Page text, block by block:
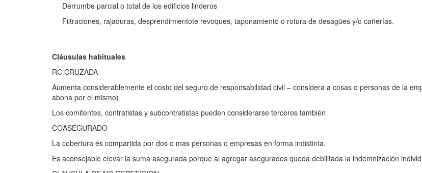
Derrumbe parcial o total de los edificios linderos
Filtraciones, rajaduras, desprendimientote revoques, taponamiento o rotura de desagües y/o cañerías.
Cláusulas habituales
RC CRUZADA
Aumenta considerablemente el costo del seguro de responsabilidad civil – considera a cosas o personas de la
abona por el mismo)
Los comitentes, contratistas y subcontratistas pueden considerarse terceros también
COASEGURADO
La cobertura es compartida por dos o mas personas o empresas en forma indistinta.
Es aconsejable elevar la suma asegurada porque al agregar asegurados queda debilitada la indemnización